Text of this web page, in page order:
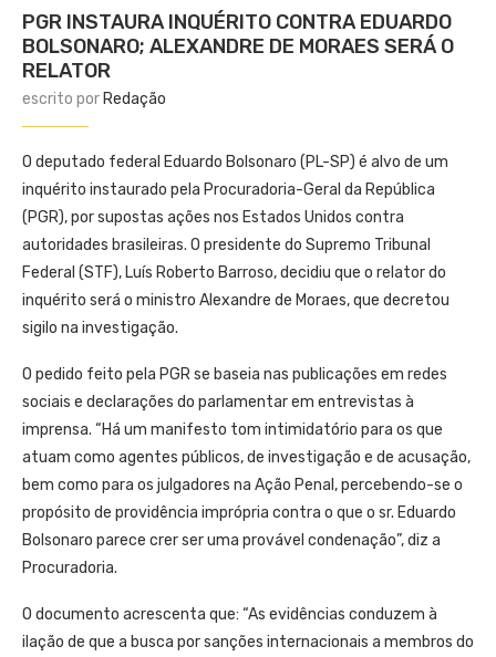
PGR INSTAURA INQUÉRITO CONTRA EDUARDO
BOLSONARO; ALEXANDRE DE MORAES SERÁ O
RELATOR
escrito porRedação
O deputado federal Eduardo Bolsonaro (PL-SP) é alvo de um
inquérito instaurado pela Procuradoria-Geral da República
(PGR), por supostas ações nos Estados Unidos contra
autoridades brasileiras. O presidente do Supremo Tribunal
Federal (STF), Luís Roberto Barroso, decidiu que o relator do
inquérito será o ministro Alexandre de Moraes, que decretou
sigilo na investigação.
O pedido feito pela PGR se baseia nas publicações em redes
sociais e declarações do parlamentar em entrevistas à
imprensa. “Há um manifesto tom intimidatório para os que
atuam como agentes públicos, de investigação e de acusação,
bem como para os julgadores na Ação Penal, percebendo-se o
propósito de providência imprópria contra o que o sr. Eduardo
Bolsonaro parece crer ser uma provável condenação”, diz a
Procuradoria.
O documento acrescenta que: “As evidências conduzem à
ilação de que a busca por sanções internacionais a membros do